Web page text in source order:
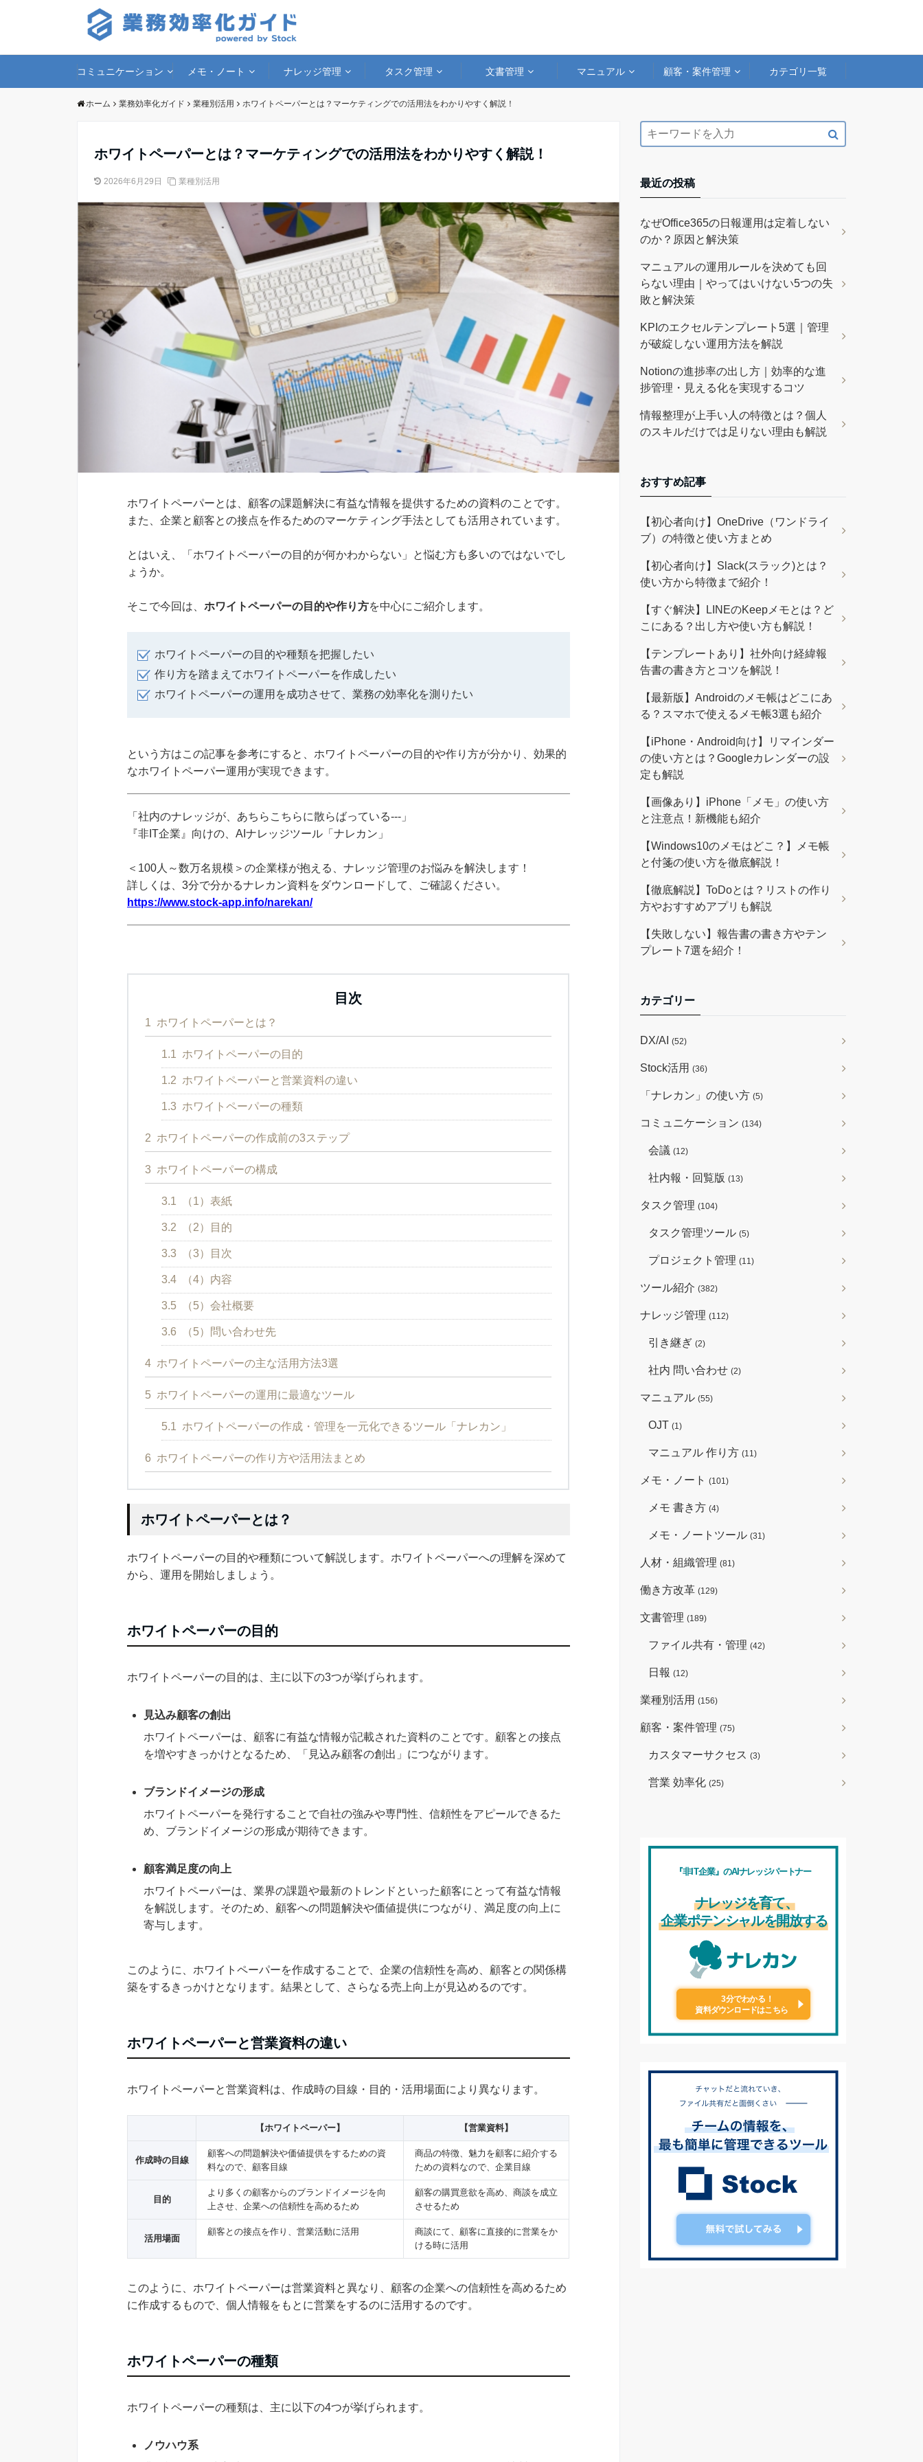
コミュニケーション メモ・ノート ナレッジ管理 タスク管理 文書管理 マニュアル 顧客・案件管理 カテゴリ一覧
ホーム 業務効率化ガイド 業種別活用 ホワイトペーパーとは？マーケティングでの活用法をわかりやすく解説！
ホワイトペーパーとは？マーケティングでの活用法をわかりやすく解説！
2026年6月29日 業種別活用
ホワイトペーパーとは、顧客の課題解決に有益な情報を提供するための資料のことです。
また、企業と顧客との接点を作るためのマーケティング手法としても活用されています。
とはいえ、「ホワイトペーパーの目的が何かわからない」と悩む方も多いのではないでし
ょうか。
そこで今回は、 ホワイトペーパーの目的や作り方を中心にご紹介します。
ホワイトペーパーの目的や種類を把握したい
作り方を踏まえてホワイトペーパーを作成したい
ホワイトペーパーの運用を成功させて、業務の効率化を測りたい
という方はこの記事を参考にすると、ホワイトペーパーの目的や作り方が分かり、効果的
なホワイトペーパー運用が実現できます。
「社内のナレッジが、あちらこちらに散らばっている---」
『非IT企業』向けの、AIナレッジツール「ナレカン」
＜100人～数万名規模＞の企業様が抱える、ナレッジ管理のお悩みを解決します！
詳しくは、3分で分かるナレカン資料をダウンロードして、ご確認ください。
https://www.stock-app.info/narekan/
目次
1 ホワイトペーパーとは？
1.1 ホワイトペーパーの目的
1.2 ホワイトペーパーと営業資料の違い
1.3 ホワイトペーパーの種類
2 ホワイトペーパーの作成前の3ステップ
3 ホワイトペーパーの構成
3.1 （1）表紙
3.2 （2）目的
3.3 （3）目次
3.4 （4）内容
3.5 （5）会社概要
3.6 （5）問い合わせ先
4 ホワイトペーパーの主な活用方法3選
5 ホワイトペーパーの運用に最適なツール
5.1 ホワイトペーパーの作成・管理を一元化できるツール「ナレカン」
6 ホワイトペーパーの作り方や活用法まとめ
ホワイトペーパーとは？
ホワイトペーパーの目的や種類について解説します。ホワイトペーパーへの理解を深めて
から、運用を開始しましょう。
ホワイトペーパーの目的
ホワイトペーパーの目的は、主に以下の3つが挙げられます。
見込み顧客の創出
ホワイトペーパーは、顧客に有益な情報が記載された資料のことです。顧客との接点
を増やすきっかけとなるため、「見込み顧客の創出」につながります。
ブランドイメージの形成
ホワイトペーパーを発行することで自社の強みや専門性、信頼性をアピールできるた
め、ブランドイメージの形成が期待できます。
顧客満足度の向上
ホワイトペーパーは、業界の課題や最新のトレンドといった顧客にとって有益な情報
を解説します。そのため、顧客への問題解決や価値提供につながり、満足度の向上に
寄与します。
このように、ホワイトペーパーを作成することで、企業の信頼性を高め、顧客との関係構
築をするきっかけとなります。結果として、さらなる売上向上が見込めるのです。
ホワイトペーパーと営業資料の違い
ホワイトペーパーと営業資料は、作成時の目線・目的・活用場面により異なります。
【ホワイトペーパー】 【営業資料】
作成時の目線
顧客への問題解決や価値提供をするための資
料なので、顧客目線
商品の特徴、魅力を顧客に紹介する
ための資料なので、企業目線
目的
より多くの顧客からのブランドイメージを向
上させ、企業への信頼性を高めるため
顧客の購買意欲を高め、商談を成立
させるため
活用場面
顧客との接点を作り、営業活動に活用
商談にて、顧客に直接的に営業をか
ける時に活用
このように、ホワイトペーパーは営業資料と異なり、顧客の企業への信頼性を高めるため
に作成するもので、個人情報をもとに営業をするのに活用するのです。
ホワイトペーパーの種類
ホワイトペーパーの種類は、主に以下の4つが挙げられます。
ノウハウ系
最近の投稿
なぜOffice365の日報運用は定着しない
のか？原因と解決策
マニュアルの運用ルールを決めても回
らない理由｜やってはいけない5つの失
敗と解決策
KPIのエクセルテンプレート5選｜管理
が破綻しない運用方法を解説
Notionの進捗率の出し方｜効率的な進
捗管理・見える化を実現するコツ
情報整理が上手い人の特徴とは？個人
のスキルだけでは足りない理由も解説
おすすめ記事
【初心者向け】OneDrive（ワンドライ
ブ）の特徴と使い方まとめ
【初心者向け】Slack(スラック)とは？
使い方から特徴まで紹介！
【すぐ解決】LINEのKeepメモとは？ど
こにある？出し方や使い方も解説！
【テンプレートあり】社外向け経緯報
告書の書き方とコツを解説！
【最新版】Androidのメモ帳はどこにあ
る？スマホで使えるメモ帳3選も紹介
【iPhone・Android向け】リマインダー
の使い方とは？Googleカレンダーの設
定も解説
【画像あり】iPhone「メモ」の使い方
と注意点！新機能も紹介
【Windows10のメモはどこ？】メモ帳
と付箋の使い方を徹底解説！
【徹底解説】ToDoとは？リストの作り
方やおすすめアプリも解説
【失敗しない】報告書の書き方やテン
プレート7選を紹介！
カテゴリー
DX/AI (52)
Stock活用 (36)
「ナレカン」の使い方 (5)
コミュニケーション (134)
会議 (12)
社内報・回覧版 (13)
タスク管理 (104)
タスク管理ツール (5)
プロジェクト管理 (11)
ツール紹介 (382)
ナレッジ管理 (112)
引き継ぎ (2)
社内 問い合わせ (2)
マニュアル (55)
OJT (1)
マニュアル 作り方 (11)
メモ・ノート (101)
メモ 書き方 (4)
メモ・ノートツール (31)
人材・組織管理 (81)
働き方改革 (129)
文書管理 (189)
ファイル共有・管理 (42)
日報 (12)
業種別活用 (156)
顧客・案件管理 (75)
カスタマーサクセス (3)
営業 効率化 (25)